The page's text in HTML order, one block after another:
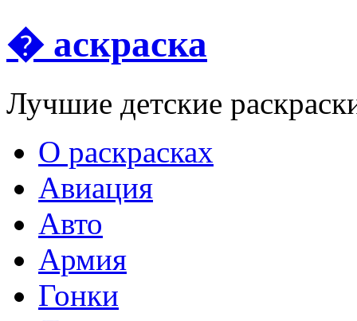
� аскраска
Лучшие детские
О раскрасках
Авиация
Авто
Армия
Гонки